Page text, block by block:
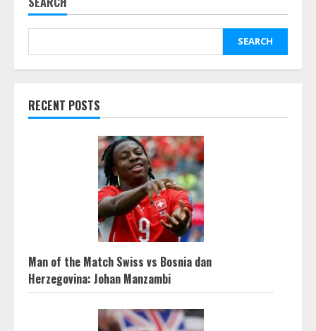
SEARCH
RECENT POSTS
Man of the Match Swiss vs Bosnia dan
Herzegovina: Johan Manzambi